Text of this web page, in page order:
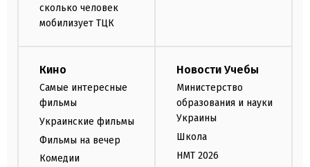
сколько человек
мобилизует ТЦК
Кино
Самые интересные
фильмы
Украинские фильмы
Фильмы на вечер
Комедии
Новости Учебы
Министерство
образования и науки
Украины
Школа
НМТ 2026